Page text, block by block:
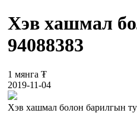
Хэв хашмал
94088383
1 мянга ₮
2019-11-04
Хэв хашмал болон барилгын